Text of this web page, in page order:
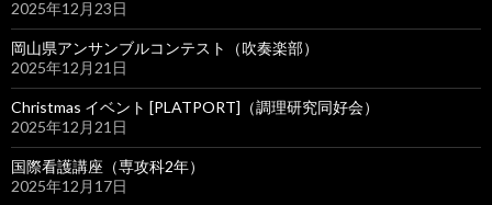
2025年12月23日
岡山県アンサンブルコンテスト（吹奏楽部）
2025年12月21日
Christmas イベント [PLATPORT]（調理研究同好会）
2025年12月21日
国際看護講座（専攻科2年）
2025年12月17日